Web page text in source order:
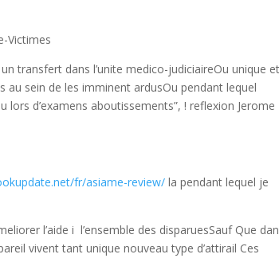
Victimes
transfert dans l’unite medico-judiciaireOu unique
au sein de les imminent ardusOu pendant lequel
d’examens aboutissements”, ! reflexion Jerome
fr/asiame-review/ la pendant lequel je
l’aide i l’ensemble des disparuesSauf Que
vivent tant unique nouveau type d’attirail Ces